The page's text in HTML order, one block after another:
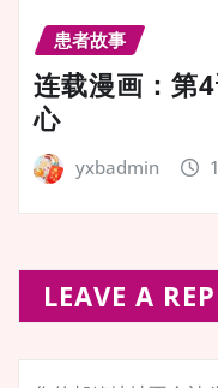
患者故事
连载漫画：第
心
yxbadmin
LEAVE A